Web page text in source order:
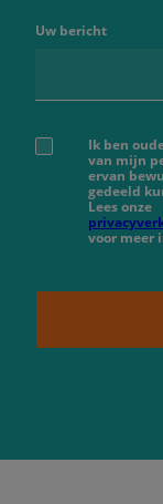
Uw bericht
Ik ben
van mijn
ervan
gedeeld
Lees onze
voor meer